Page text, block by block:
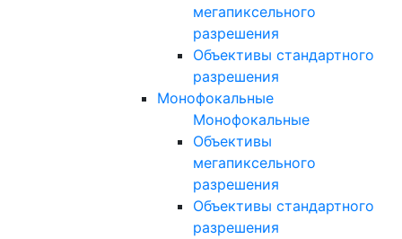
мегапиксельного
разрешения
Объективы стандартного
разрешения
Монофокальные
Монофокальные
Объективы
мегапиксельного
разрешения
Объективы стандартного
разрешения